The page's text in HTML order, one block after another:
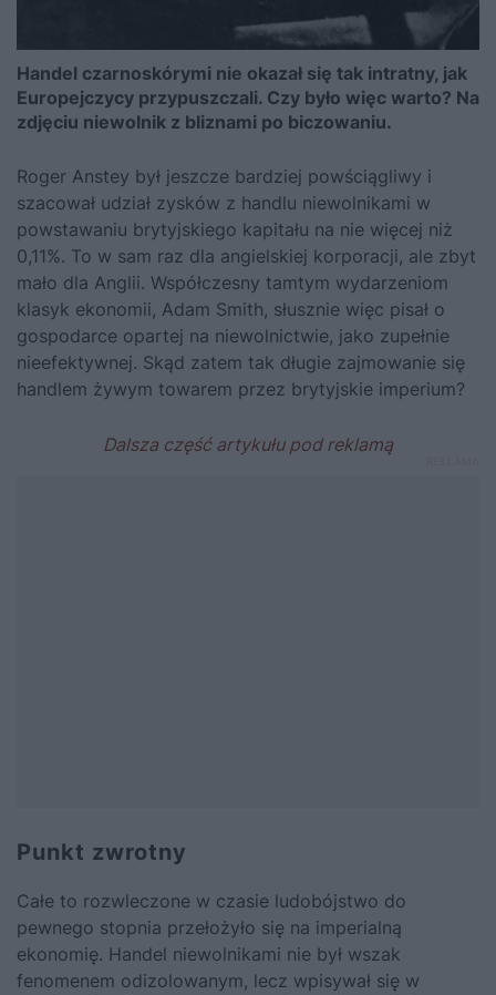
Handel czarnoskórymi nie okazał się tak intratny, jak
Europejczycy przypuszczali. Czy było więc warto? Na
zdjęciu niewolnik z bliznami po biczowaniu.
Roger Anstey był jeszcze bardziej powściągliwy i
szacował udział zysków z handlu niewolnikami w
powstawaniu brytyjskiego kapitału na nie więcej niż
0,11%. To w sam raz dla angielskiej korporacji, ale zbyt
mało dla Anglii. Współczesny tamtym wydarzeniom
klasyk ekonomii, Adam Smith, słusznie więc pisał o
gospodarce opartej na niewolnictwie, jako zupełnie
nieefektywnej. Skąd zatem tak długie zajmowanie się
handlem żywym towarem przez brytyjskie imperium?
Punkt zwrotny
Całe to rozwleczone w czasie ludobójstwo do
pewnego stopnia przełożyło się na imperialną
ekonomię. Handel niewolnikami nie był wszak
fenomenem odizolowanym, lecz wpisywał się w